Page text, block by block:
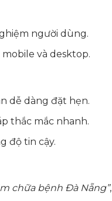
người dùng.
và desktop.
dễ dàng đặt hẹn.
thắc mắc nhanh.
độ tin cậy.
chữa bệnh Đà Nẵng”,